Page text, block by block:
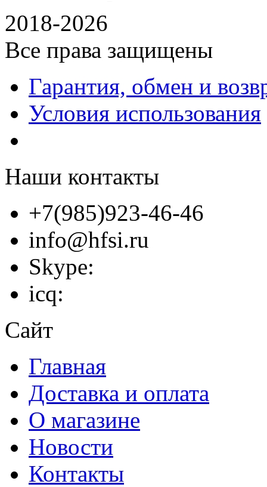
2018-2026
Все права защищены
Гарантия, обмен и
Условия использования
Наши контакты
+7(985)923-46-46
info@hfsi.ru
Skype:
icq:
Сайт
Главная
Доставка и оплата
О магазине
Новости
Контакты